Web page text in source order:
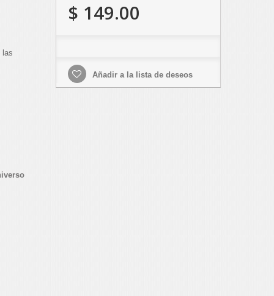
las
$ 149.00
Añadir a la lista de deseos